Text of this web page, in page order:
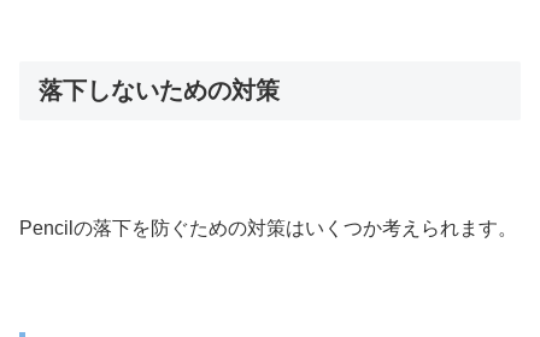
落下しないための対策
Pencilの落下を防ぐための対策はいくつか考えられます。